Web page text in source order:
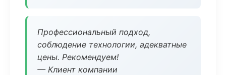
Профессиональный подход,
соблюдение технологии, адекватные
цены. Рекомендуем!
— Клиент компании